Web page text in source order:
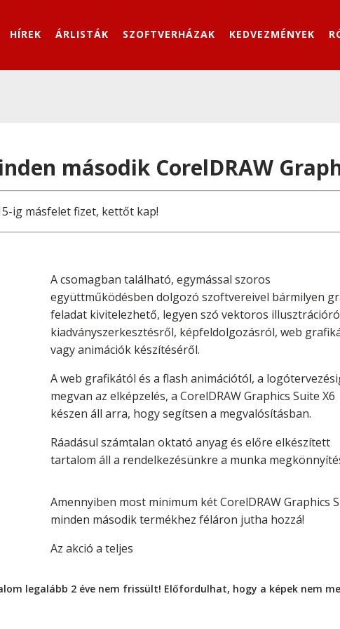
HÍREK ÁRLISTÁK SZOFTVERHÁZAK KEDVEZMÉNYEK
második CorelDRAW
ig másfelet fizet, kettőt kap!
A csomagban található, egymással szoros
együttműködésben dolgozó szoftvereivel bármilyen
feladat kivitelezhető, legyen szó vektoros
kiadványszerkesztésről, képfeldolgozásról, web
vagy animációk készítéséről.
A web grafikától és a flash animációtól, a
megvan az elképzelés, a CorelDRAW Graphics Suite X6
készen áll arra, hogy segítsen a megvalósításban.
Ráadásul számtalan oktató anyag és előre elkészített
tartalom áll a rendelkezésünkre a munka
Amennyiben most minimum két CorelDRAW Graphics
minden második termékhez féláron jutha hozzá!
Az akció a teljes
legalább 2 éve nem frissült! Előfordulhat, hogy a képek nem